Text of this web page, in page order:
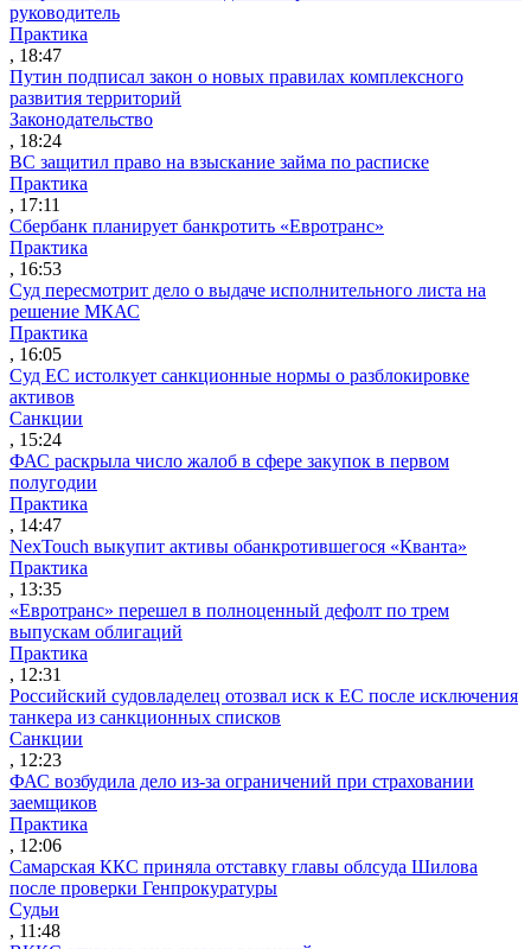
руководитель
Практика
, 18:47
Путин подписал закон о новых правилах комплексного
развития территорий
Законодательство
, 18:24
ВС защитил право на взыскание займа по расписке
Практика
, 17:11
Сбербанк планирует банкротить «Евротранс»
Практика
, 16:53
Суд пересмотрит дело о выдаче исполнительного листа на
решение МКАС
Практика
, 16:05
Суд ЕС истолкует санкционные нормы о разблокировке
активов
Санкции
, 15:24
ФАС раскрыла число жалоб в сфере закупок в первом
полугодии
Практика
, 14:47
NexTouch выкупит активы обанкротившегося «Кванта»
Практика
, 13:35
«Евротранс» перешел в полноценный дефолт по трем
выпускам облигаций
Практика
, 12:31
Российский судовладелец отозвал иск к ЕС после исключения
танкера из санкционных списков
Санкции
, 12:23
ФАС возбудила дело из-за ограничений при страховании
заемщиков
Практика
, 12:06
Самарская ККС приняла отставку главы облсуда Шилова
после проверки Генпрокуратуры
Судьи
, 11:48